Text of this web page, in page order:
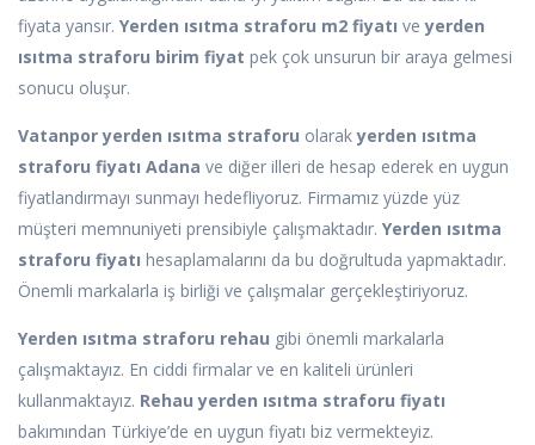
fiyata yansır. Yerden ısıtma straforu m2 fiyatı veyerden
ısıtma straforu birim fiyat pek çok unsurun bir araya gelmesi
sonucu oluşur.
Vatanpor yerden ısıtma straforu olarakyerden ısıtma
straforu fiyatı Adana ve diğer illeri de hesap ederek en uygun
fiyatlandırmayı sunmayı hedefliyoruz. Firmamız yüzde yüz
müşteri memnuniyeti prensibiyle çalışmaktadır. Yerden ısıtma
straforu fiyatı hesaplamalarını da bu doğrultuda yapmaktadır.
Önemli markalarla iş birliği ve çalışmalar gerçekleştiriyoruz.
Yerden ısıtma straforu rehau gibi önemli markalarla
çalışmaktayız. En ciddi firmalar ve en kaliteli ürünleri
kullanmaktayız. Rehau yerden ısıtma straforu fiyatı
bakımından Türkiye’de en uygun fiyatı biz vermekteyiz.